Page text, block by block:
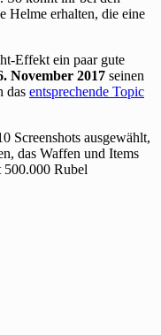
Helme erhalten, die eine
Effekt ein paar gute
November 2017 seinen
das entsprechende Topic
Screenshots ausgewählt,
das Waffen und Items
500.000 Rubel